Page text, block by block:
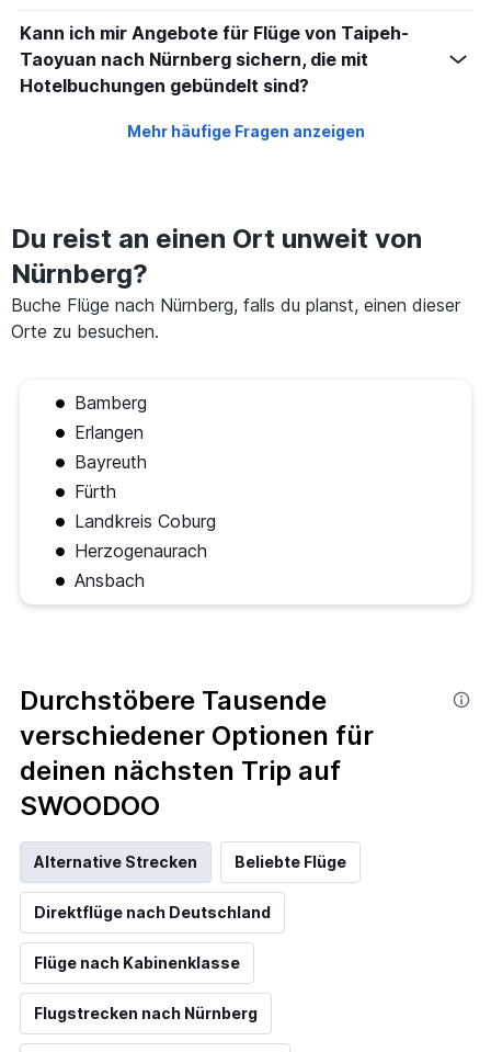
Kann ich mir Angebote für Flüge von Taipeh-
Taoyuan nach Nürnberg sichern, die mit
Hotelbuchungen gebündelt sind?
Mehr häufige Fragen anzeigen
Du reist an einen Ort unweit von
Nürnberg?
Buche Flüge nach Nürnberg, falls du planst, einen dieser
Orte zu besuchen.
Bamberg
Erlangen
Bayreuth
Fürth
Landkreis Coburg
Herzogenaurach
Ansbach
Durchstöbere Tausende
verschiedener Optionen für
deinen nächsten Trip auf
SWOODOO
Alternative Strecken Beliebte Flüge
Direktflüge nach Deutschland
Flüge nach Kabinenklasse
Flugstrecken nach Nürnberg